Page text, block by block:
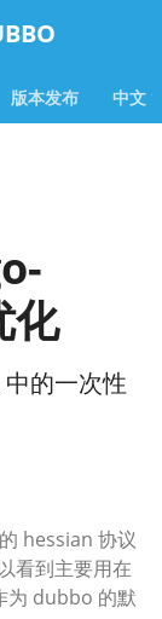
版本发布 中文
化
的一次性
hessian 协议
看到主要用在
为 dubbo 的默